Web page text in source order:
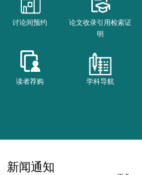
讨论间预约
论文收录引用检索证
明
读者荐购 学科导航
新闻通知